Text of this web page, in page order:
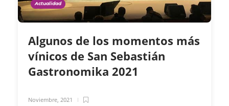
Actualidad
Algunos de los momentos más
vínicos de San Sebastián
Gastronomika 2021
Noviembre, 2021